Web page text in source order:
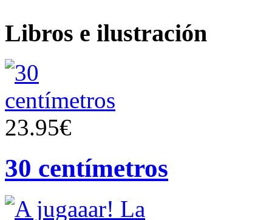
Libros e ilustración
23.95€
30 centímetros